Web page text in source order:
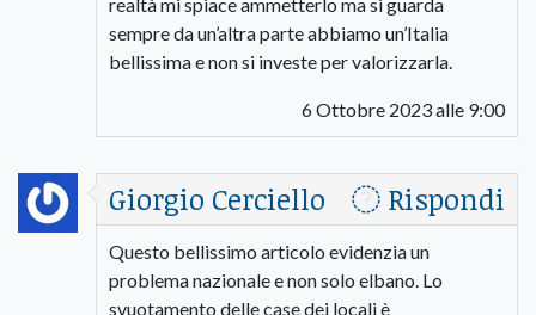
sempre da un’altra parte abbiamo un’Italia
bellissima e non si investe per valorizzarla.
6 Ottobre 2023 alle 9:00
Giorgio Cerciello Rispondi
Questo bellissimo articolo evidenzia un
problema nazionale e non solo elbano. Lo
svuotamento delle case dei locali è